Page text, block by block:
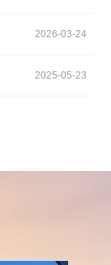
2026-03-24
2025-05-23